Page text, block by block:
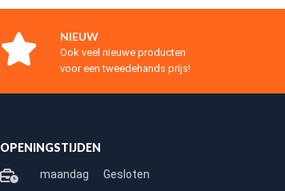
NIEUW
Ook veel nieuwe producten
voor een tweedehands prijs!
OPENINGSTIJDEN
maandag Gesloten